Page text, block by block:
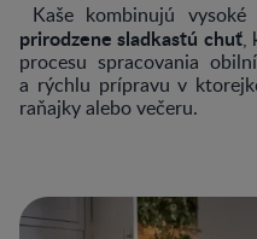
Kaše kombinujú
prirodzene sladkastú chuť,
procesu spracovania
a rýchlu prípravu v
raňajky alebo večeru.​